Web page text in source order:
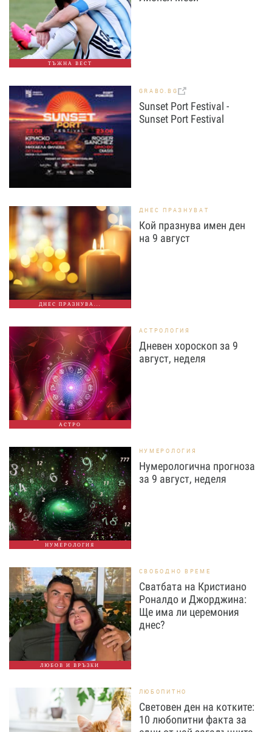
ТЪЖНА ВЕСТ
GRABO.BG
Sunset Port Festival -
Sunset Port Festival
ДНЕС ПРАЗНУВА...
ДНЕС ПРАЗНУВАТ
Кой празнува имен ден
на 9 август
АСТРО
АСТРОЛОГИЯ
Дневен хороскоп за 9
август, неделя
НУМЕРОЛОГИЯ
НУМЕРОЛОГИЯ
Нумерологична прогноза
за 9 август, неделя
ЛЮБОВ И ВРЪЗКИ
СВОБОДНО ВРЕМЕ
Сватбата на Кристиано
Роналдо и Джорджина:
Ще има ли церемония
днес?
ЛЮБОПИТНО
Световен ден на котките:
10 любопитни факта за